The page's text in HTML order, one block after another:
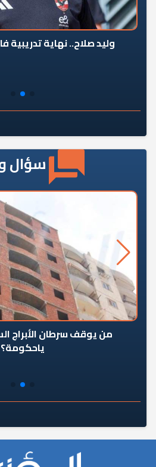
وليد صلاح.. نهاية تدريبية
سؤال
من يوقف سرطان الأبراج
ياحكومة؟